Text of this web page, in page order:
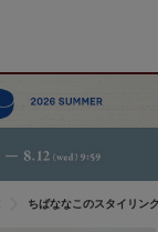
ちばななこのスタイリン